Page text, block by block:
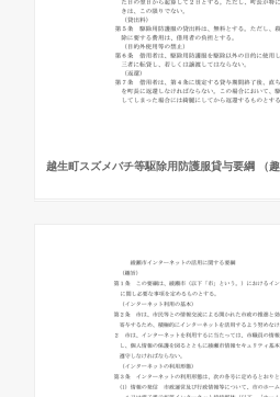
越生町スズメバチ等駆除用防護服貸与要綱 （